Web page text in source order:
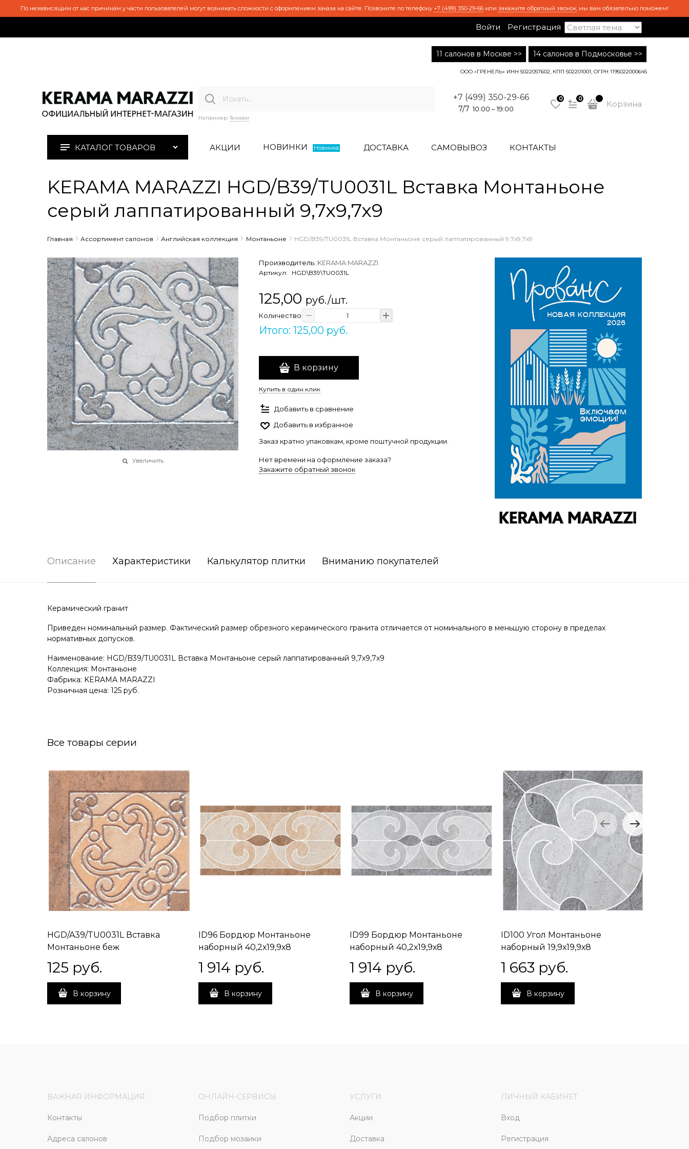
По независящим от нас причинам у части пользователей могут возникать сложности с оформлением заказа на сайте. Позвоните по телефону +7 (499) 350-29-66 или закажите обратный звонок, мы вам обязательно поможем!
Войти Регистрация
11 салонов в Москве >> 14 салонов в Подмосковье >>
ООО «ГРЕНЕЛЬ» ИНН 5022057602, КПП 502201001, ОГРН 1195022000645
Например: Темари
+7 (499) 350-29-66
7/7 10:00 – 19:00
0 0
Корзина
КАТАЛОГ ТОВАРОВ АКЦИИ НОВИНКИ Новинка ДОСТАВКА САМОВЫВОЗ КОНТАКТЫ
KERAMA MARAZZI HGD/B39/TU0031L Вставка Монтаньоне
серый лаппатированный 9,7х9,7х9
Главная Ассортимент салонов Английская коллекция Монтаньоне HGD/B39/TU0031L Вставка Монтаньоне серый лаппатированный 9,7х9,7х9
Увеличить
Производитель: KERAMA MARAZZI
Артикул: HGD\B39\TU0031L
125,00 руб./шт.
Количество
Итого: 125,00 руб.
В корзину
Купить в один клик
Добавить в сравнение
Добавить в избранное
Заказ кратно упаковкам, кроме поштучной продукции.
Нет времени на оформление заказа?
Закажите обратный звонок
Описание Характеристики Калькулятор плитки Вниманию покупателей
Керамический гранит
Приведен номинальный размер. Фактический размер обрезного керамического гранита отличается от номинального в меньшую сторону в пределах
нормативных допусков.
Наименование: HGD/B39/TU0031L Вставка Монтаньоне серый лаппатированный 9,7х9,7х9
Коллекция: Монтаньоне
Фабрика: KERAMA MARAZZI
Розничная цена: 125 руб.
Все товары серии
HGD/A39/TU0031L Вставка
Монтаньоне беж
лаппатированный 9,7х9,7х9
125 руб.
В корзину
ID96 Бордюр Монтаньоне
наборный 40,2х19,9х8
1 914 руб.
В корзину
ID99 Бордюр Монтаньоне
наборный 40,2х19,9х8
1 914 руб.
В корзину
ID100 Угол Монтаньоне
наборный 19,9х19,9х8
1 663 руб.
В корзину
ВАЖНАЯ ИНФОРМАЦИЯ
Контакты
Адреса салонов
ОНЛАЙН-СЕРВИСЫ
Подбор плитки
Подбор мозаики
УСЛУГИ
Акции
Доставка
ЛИЧНЫЙ КАБИНЕТ
Вход
Регистрация